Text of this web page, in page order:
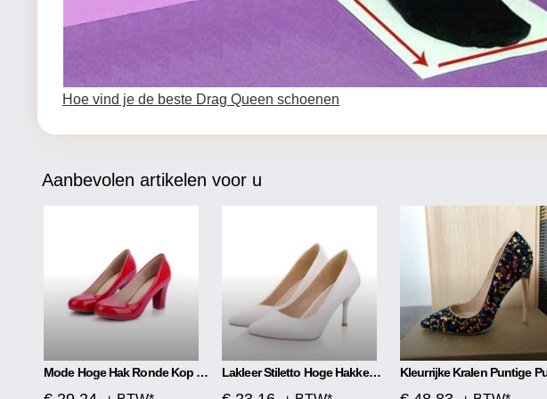
Hoe vind je de beste Drag Queen schoenen
Aanbevolen artikelen voor u
Mode Hoge Hak Ronde Kop Dames Enkele Schoenen Lakleer Stiletto Hoge Hakken Net Rood Hoge Hakken